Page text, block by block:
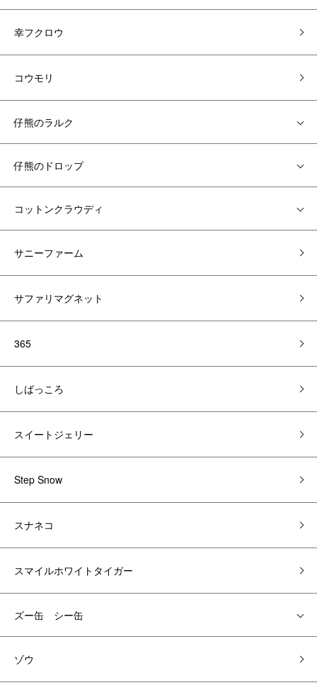
幸フクロウ
コウモリ
仔熊のラルク
仔熊のドロップ
コットンクラウディ
サニーファーム
サファリマグネット
365
しばっころ
スイートジェリー
Step Snow
スナネコ
スマイルホワイトタイガー
ズー缶 シー缶
ゾウ